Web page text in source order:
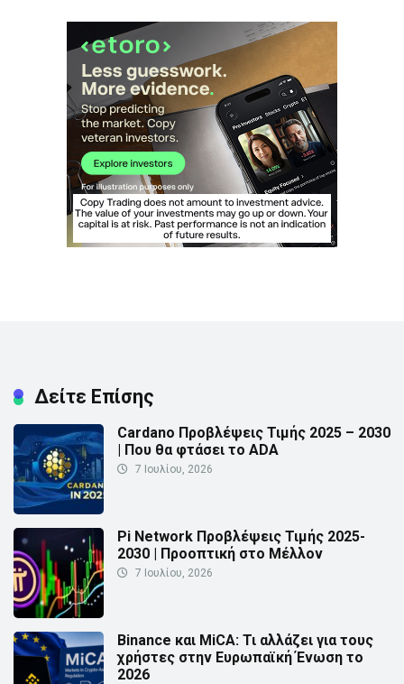
Δείτε Επίσης
Cardano Προβλέψεις Τιμής 2025 – 2030
| Που θα φτάσει το ADA
7 Ιουλίου, 2026
Pi Network Προβλέψεις Τιμής 2025-
2030 | Προοπτική στο Μέλλον
7 Ιουλίου, 2026
Binance και MiCA: Τι αλλάζει για τους
χρήστες στην Ευρωπαϊκή Ένωση το
2026